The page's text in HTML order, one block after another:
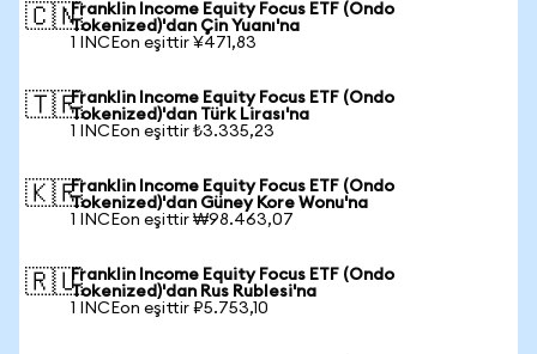
🇨🇳Franklin Income Equity Focus ETF (Ondo
Tokenized)'dan Çin Yuanı'na
1 INCEon eşittir ¥471,83
🇹🇷Franklin Income Equity Focus ETF (Ondo
Tokenized)'dan Türk Lirası'na
1 INCEon eşittir ₺3.335,23
🇰🇷Franklin Income Equity Focus ETF (Ondo
Tokenized)'dan Güney Kore Wonu'na
1 INCEon eşittir ₩98.463,07
🇷🇺Franklin Income Equity Focus ETF (Ondo
Tokenized)'dan Rus Rublesi'na
1 INCEon eşittir ₽5.753,10